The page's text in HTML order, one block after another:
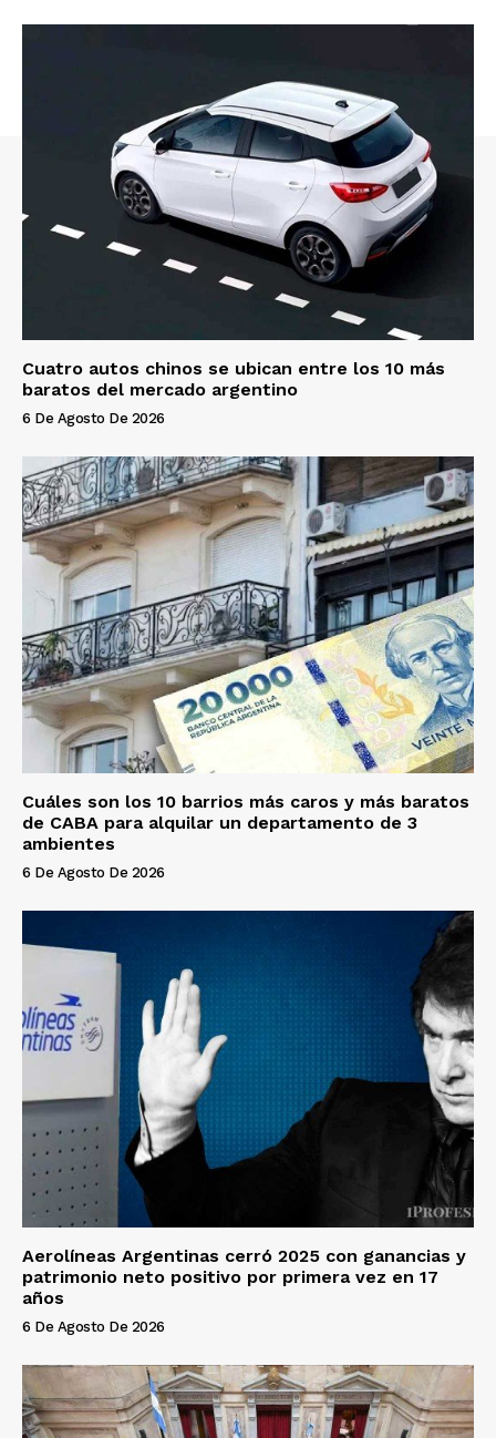
Cuatro autos chinos se ubican entre los 10 más
baratos del mercado argentino
6 De Agosto De 2026
Cuáles son los 10 barrios más caros y más baratos
de CABA para alquilar un departamento de 3
ambientes
6 De Agosto De 2026
Aerolíneas Argentinas cerró 2025 con ganancias y
patrimonio neto positivo por primera vez en 17
años
6 De Agosto De 2026